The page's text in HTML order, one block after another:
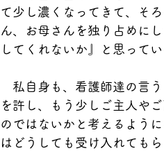
て少し濃くなってきて、そ
ん、お母さんを独り占めに
してくれないか』と思ってい
私自身も、看護師達の言う
を許し、もう少しご主人や
のではないかと考えるよう
はどうしても受け入れてもら